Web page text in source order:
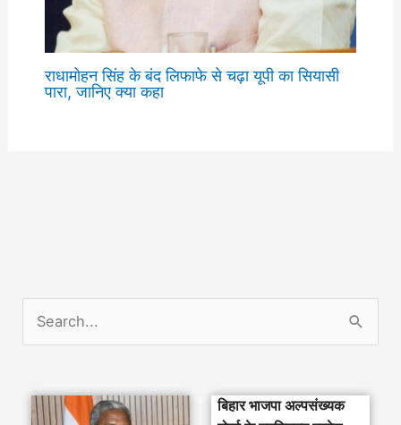
राधामोहन सिंह के बंद लिफाफे से चढ़ा यूपी का सियासी
पारा, जानिए क्या कहा
बिहार भाजपा अल्पसंख्यक